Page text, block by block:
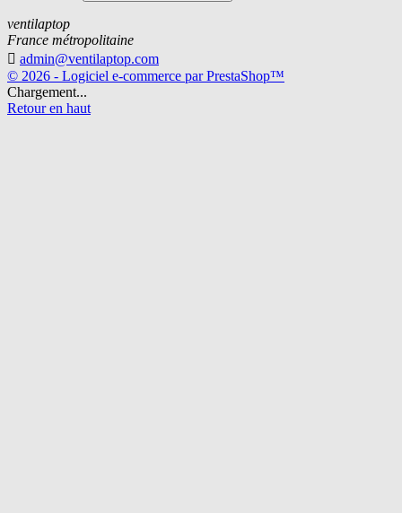
ventilaptop
France métropolitaine
 admin@ventilaptop.com
© 2026 - Logiciel e-commerce par PrestaShop™
Chargement...
Retour en haut